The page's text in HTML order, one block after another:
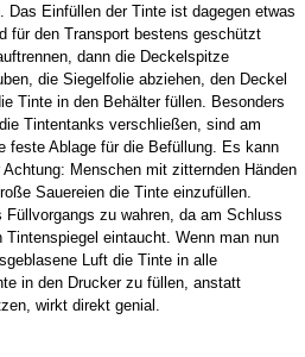
Einfüllen der Tinte ist dagegen etwas
für den Transport bestens geschützt
dann die Deckelspitze
die Siegelfolie abziehen, den Deckel
Tinte in den Behälter füllen. Besonders
Tintentanks verschließen, sind am
feste Ablage für die Befüllung. Es kann
Menschen mit zitternden Händen
Sauereien die Tinte einzufüllen.
zu wahren, da am Schluss
eintaucht. Wenn man nun
Luft die Tinte in alle
in den Drucker zu füllen, anstatt
wirkt direkt genial.